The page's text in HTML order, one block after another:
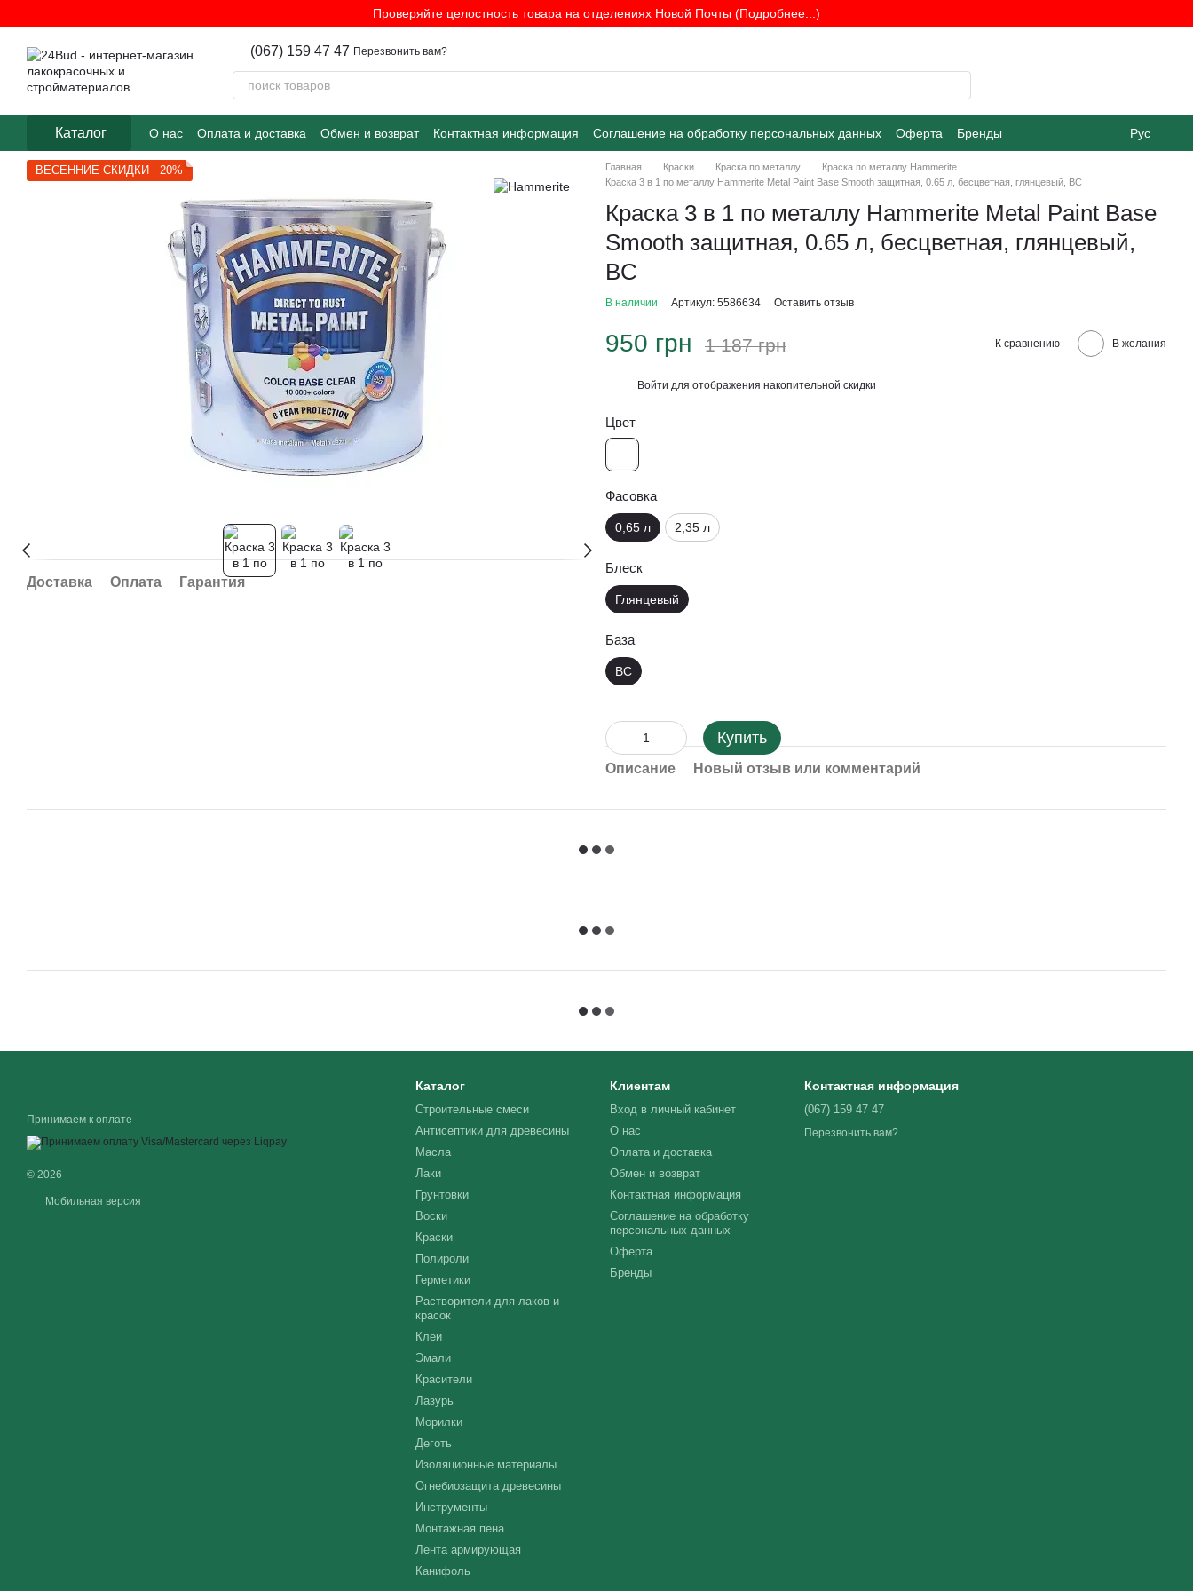
Проверяйте целостность товара на отделениях Новой Почты (Подробнее...)
(067) 159 47 47 Перезвонить вам?
Каталог О нас Оплата и доставка Обмен и возврат Контактная информация Соглашение на обработку персональных данных Оферта Бренды Рус
ВЕСЕННИЕ СКИДКИ −20%
Доставка Оплата Гарантия
Главная Краски Краска по металлу
Краска по металлу Hammerite
Краска 3 в 1 по металлу Hammerite Metal Paint Base Smooth защитная, 0.65 л, бесцветная, глянцевый, BC
Краска 3 в 1 по металлу Hammerite Metal Paint Base
Smooth защитная, 0.65 л, бесцветная, глянцевый,
BC
В наличии Артикул: 5586634 Оставить отзыв
950 грн 1 187 грн К сравнению В желания
Войти для отображения накопительной скидки
Цвет
Фасовка
0,65 л 2,35 л
Блеск
Глянцевый
База
BC
Купить
Описание Новый отзыв или комментарий
Принимаем к оплате
© 2026
Мобильная версия
Каталог
Строительные смеси
Антисептики для древесины
Масла
Лаки
Грунтовки
Воски
Краски
Полироли
Герметики
Растворители для лаков и
красок
Клеи
Эмали
Красители
Лазурь
Морилки
Деготь
Изоляционные материалы
Огнебиозащита древесины
Инструменты
Монтажная пена
Лента армирующая
Канифоль
Клиентам
Вход в личный кабинет
О нас
Оплата и доставка
Обмен и возврат
Контактная информация
Соглашение на обработку
персональных данных
Оферта
Бренды
Контактная информация
(067) 159 47 47
Перезвонить вам?